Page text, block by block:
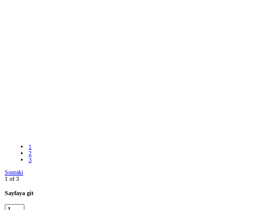
1
2
3
Sonraki
1 of 3
Sayfaya git